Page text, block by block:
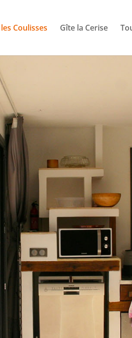
Coulisses Gîte la Cerise